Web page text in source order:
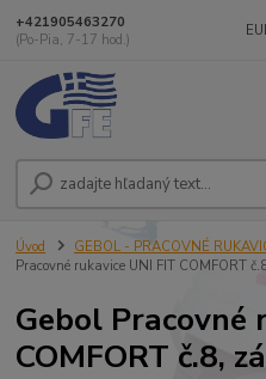
+421905463270
(Po-Pia, 7-17 hod.)
Úvod GEBOL - PRACOVNÉ
Pracovné rukavice UNI FIT COMFORT
Gebol Pracovné
COMFORT č.8,